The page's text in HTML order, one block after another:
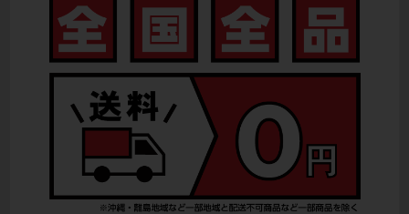
リアディレイラー
SRAM RIVAL e-tap
SRAM RIVAL10-36T/12速
ブレーキキャリパー
SRAM RIVAL 油圧DISC